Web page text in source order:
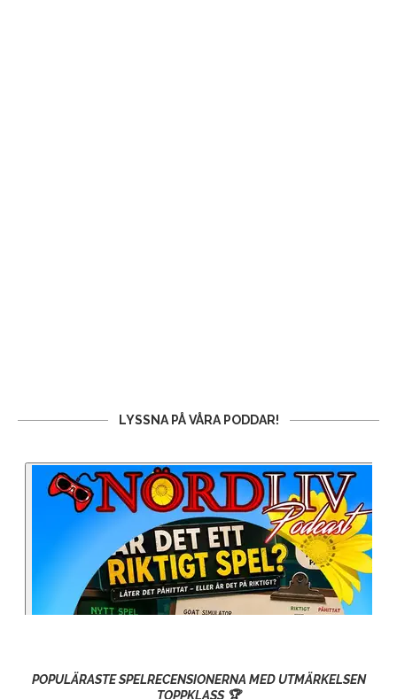
LYSSNA PÅ VÅRA PODDAR!
POPULÄRASTE SPELRECENSIONERNA MED UTMÄRKELSEN
TOPPKLASS 🏆